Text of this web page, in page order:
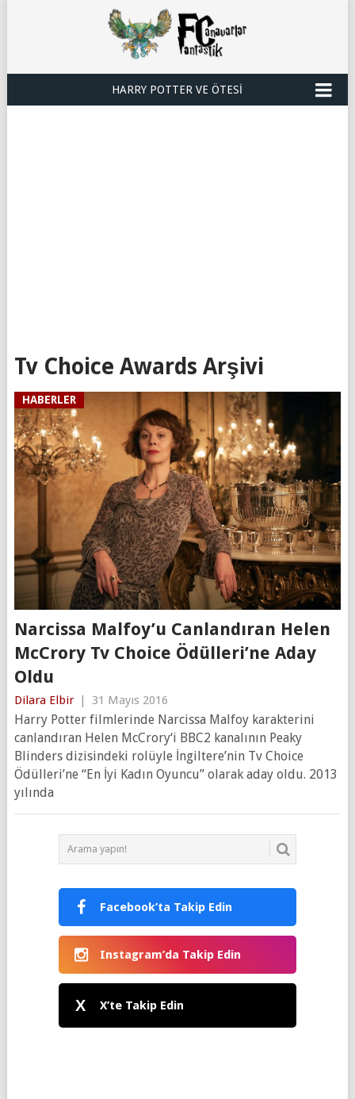
HARRY POTTER VE ÖTESI
Tv Choice Awards Arşivi
HABERLER
Narcissa Malfoy’u Canlandıran Helen
McCrory Tv Choice Ödülleri’ne Aday
Oldu
Dilara Elbir | 31 Mayıs 2016
Harry Potter filmlerinde Narcissa Malfoy karakterini
canlandıran Helen McCrory‘i BBC2 kanalının Peaky
Blinders dizisindeki rolüyle İngiltere’nin Tv Choice
Ödülleri’ne “En İyi Kadın Oyuncu” olarak aday oldu. 2013
yılında
Facebook’ta Takip Edin
Instagram’da Takip Edin
X X’te Takip Edin